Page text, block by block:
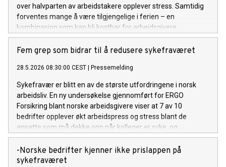
over halvparten av arbeidstakere opplever stress. Samtidig
forventes mange å være tilgjengelige i ferien – en
kombinasjon som kan bli kostbar for arbeidsgivere.
Fem grep som bidrar til å redusere sykefraværet
28.5.2026 08:30:00 CEST | Pressemelding
Sykefravær er blitt en av de største utfordringene i norsk
arbeidsliv. En ny undersøkelse gjennomført for ERGO
Forsikring blant norske arbeidsgivere viser at 7 av 10
bedrifter opplever økt arbeidspress og stress blant de
ansatte som må dekke opp når kolleger er syke, og
halvparten av virksomhetene har ikke oversikt over hva
sykefraværet faktisk koster dem.
-Norske bedrifter kjenner ikke prislappen på
sykefraværet